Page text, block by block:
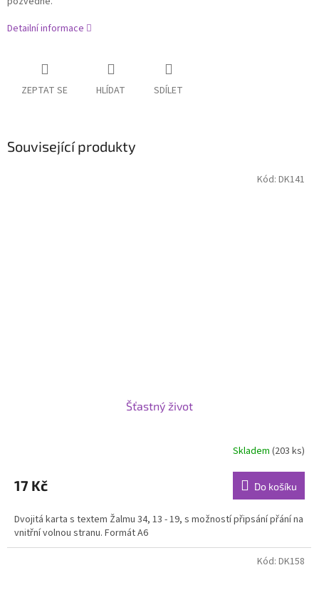
Detailní informace
ZEPTAT SE HLÍDAT SDÍLET
Související produkty
Šťastný život
produktu
je
z
5
hvězdiček.
Skladem(203 ks)
17 Kč Do košíku
Dvojitá karta s textem Žalmu 34, 13 - 19, s možností připsání přání na
vnitřní volnou stranu. Formát A6
Kód: DK141
Kód: DK158